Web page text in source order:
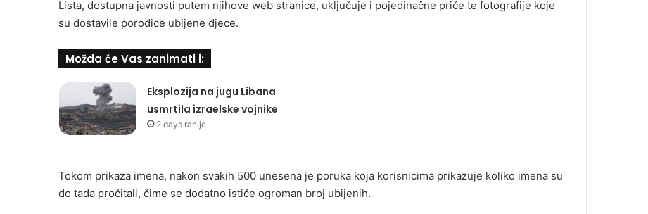
Lista, dostupna javnosti putem njihove web stranice, uključuje i pojedinačne priče te fotografije koje
su dostavile porodice ubijene djece.
Možda će Vas zanimati i:
Eksplozija na jugu Libana
usmrtila izraelske vojnike
2 days ranije
Tokom prikaza imena, nakon svakih 500 unesena je poruka koja korisnicima prikazuje koliko imena su
do tada pročitali, čime se dodatno ističe ogroman broj ubijenih.